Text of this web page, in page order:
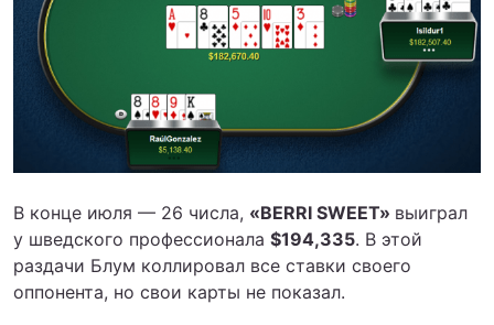
В конце июля — 26 числа, «BERRI SWEET» выиграл
у шведского профессионала $194,335. В этой
раздачи Блум коллировал все ставки своего
оппонента, но свои карты не показал.